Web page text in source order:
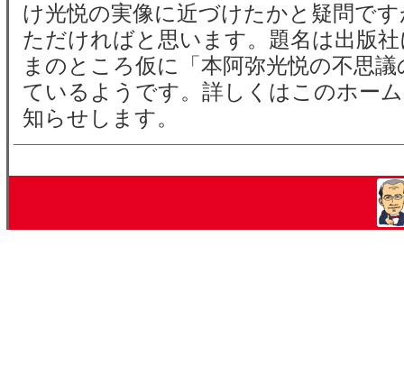
け光悦の実像に近づけたかと疑問で
ただければと思います。題名は出版
まのところ仮に「本阿弥光悦の不思
ているようです。詳しくはこのホー
知らせします。